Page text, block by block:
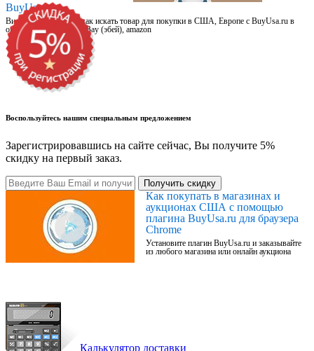
BuyUsa.ru
Видео для новичков: как искать товар для покупки в США, Европе с BuyUsa.ru в
онлайн магазинах, на eBay (эбей), amazon
Воспользуйтесь нашим специальным предложением
Зарегистрировавшись на сайте сейчас, Вы получите 5%
скидку на первый заказ.
Получить скидку
Как покупать в магазинах и
аукционах США с помощью
плагина BuyUsa.ru для браузера
Chrome
Установите плагин BuyUsa.ru и заказывайте
из любого магазина или онлайн аукциона
Калькулятор доставки